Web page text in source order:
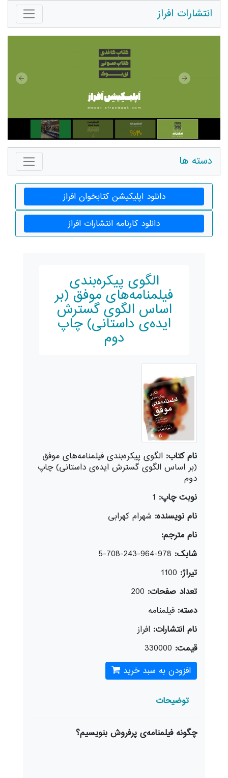
انتشارات افراز
دسته ها
دانلود اپلیکیشن کتابخوان افراز
دانلود کارنامه انتشارات افراز
الگوی پیکره‌بندی
فیلمنامه‌های موفق (بر
اساس الگوی گسترش
ایده‌ی داستانی) چاپ
دوم
نام کتاب: الگوی پیکره‌بندی فیلمنامه‌های موفق
(بر اساس الگوی گسترش ایده‌ی داستانی) چاپ
دوم
نوبت چاپ: 1
نام نویسنده: شهرام کهرابی
نام مترجم:
شابک: 978-964-243-708-5
تیراژ: 1100
تعداد صفحات: 200
دسته: فيلمنامه
نام انتشارات: افراز
قیمت: 330000
افزودن به سبد خرید
توضیحات
چگونه فیلمنامه‌ی پرفروش بنویسیم؟